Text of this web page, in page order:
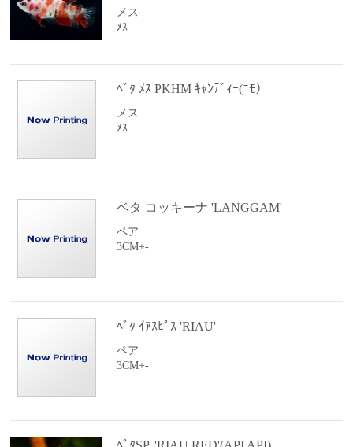
メス
ﾒｽ
ﾍﾞﾀ ﾒｽ PKHM ｷｬﾝﾃﾞｨｰ(ﾆﾓ）
メス
ﾒｽ
ベタ コッキーナ 'LANGGAM'
ペア
3CM+-
ﾍﾞﾀ ｲｱｽﾋﾟｽ 'RIAU'
ペア
3CM+-